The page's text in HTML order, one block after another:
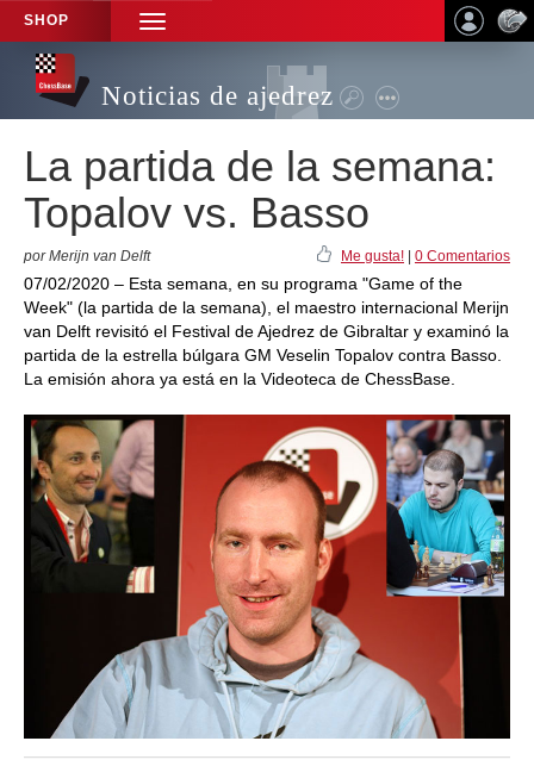
SHOP
TOGGLE
NAVIGATION
Noticias de ajedrez
La partida de la semana:
Topalov vs. Basso
por Merijn van Delft Me gusta! 0 Comentarios
07/02/2020 – Esta semana, en su programa "Game of the
Week" (la partida de la semana), el maestro internacional Merijn
van Delft revisitó el Festival de Ajedrez de Gibraltar y examinó la
partida de la estrella búlgara GM Veselin Topalov contra Basso.
La emisión ahora ya está en la Videoteca de ChessBase.